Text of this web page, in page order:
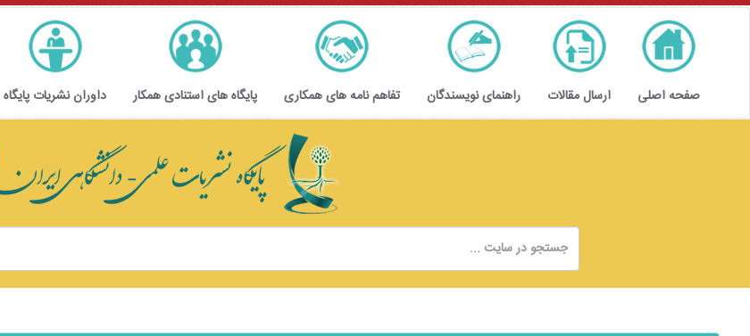
صفحه اصلی ارسال مقالات راهنمای نویسندگان تفاهم نامه های همکاری پایگاه های استنادی همکار داوران نشریات پایگاه